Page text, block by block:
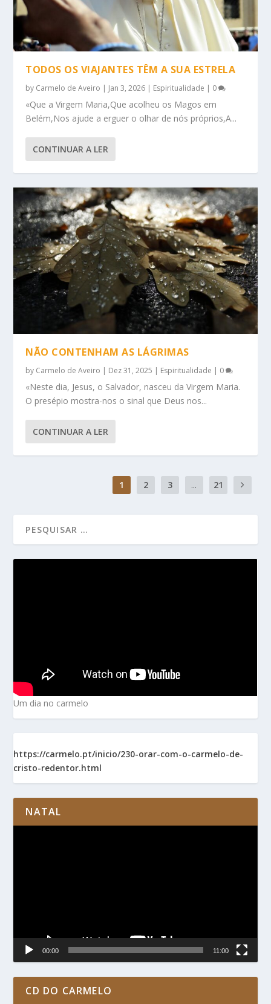
TODOS OS VIAJANTES TÊM A SUA ESTRELA
by Carmelo de Aveiro | Jan 3, 2026 | Espiritualidade | 0
«Que a Virgem Maria,Que acolheu os Magos em
Belém,Nos ajude a erguer o olhar de nós próprios,A...
CONTINUAR A LER
NÃO CONTENHAM AS LÁGRIMAS
by Carmelo de Aveiro | Dez 31, 2025 | Espiritualidade | 0
«Neste dia, Jesus, o Salvador, nasceu da Virgem Maria.
O presépio mostra-nos o sinal que Deus nos...
CONTINUAR A LER
1 2 3 ... 21
Um dia no carmelo
https://carmelo.pt/inicio/230-orar-com-o-carmelo-de-
cristo-redentor.html
NATAL
00:00 11:00
CD DO CARMELO